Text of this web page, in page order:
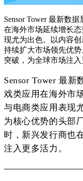
Sensor Tower 最新数
在海外市场延续增长
现尤为出色。以内容
持续扩大市场领先优
突破，为全球市场注入
Sensor Tower 最新
戏类应用在海外市
与电商类应用表现
为核心优势的头部
时，新兴发行商也
注入更多活力。